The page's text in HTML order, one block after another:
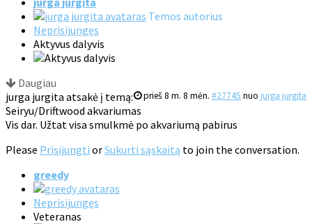
Temos autorius
Neprisijungęs
Aktyvus dalyvis
Daugiau
prieš 8 m. 8 mėn. #27745 nuo jurga jurgita
jurga jurgita atsakė į temą:
Seiryu/Driftwood akvariumas
Vis dar. Užtat visa smulkmė po akvariumą pabirus
Please Prisijungti orSukurti sąskaitą to join the conversation.
greedy
Neprisijungęs
Veteranas